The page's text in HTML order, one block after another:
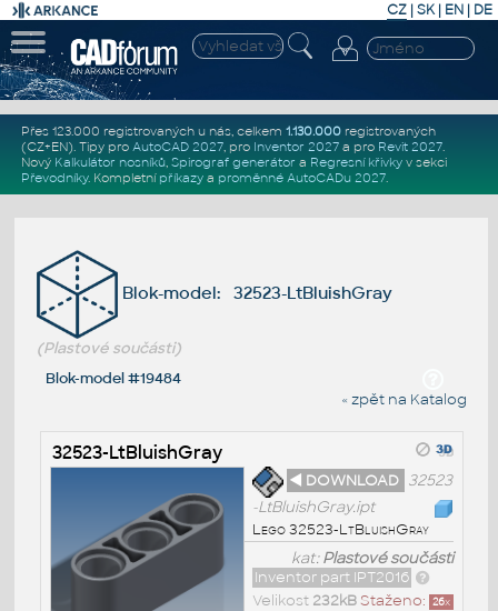
CZ | SK| EN | DE
Přes 123.000 registrovaných u nás, celkem 1.130.000registrovaných
(CZ+EN). Tipy pro AutoCAD 2027, pro Inventor 2027a pro Revit 2027.
Nový Kalkulátor nosníků, Spirograf generátor a Regresní křivkyv sekci
Převodníky. Kompletní příkazya proměnné AutoCADu 2027.
Blok-model: 32523-LtBluishGray
(Plastové součásti)
Blok-model #19484
« zpět na Katalog
32523-LtBluishGray
◄ DOWNLOAD 32523
-LtBluishGray.ipt
Lego 32523-LtBluishGray
kat:Plastové součásti
Inventor part IPT2016
Staženo: 26x
Velikost 232kB